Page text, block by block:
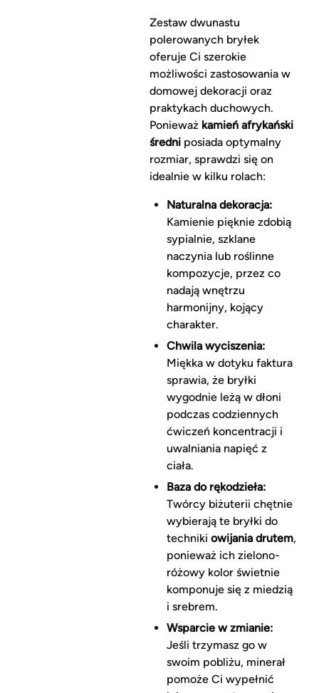
Zestaw dwunastu
polerowanych bryłek
oferuje Ci szerokie
możliwości zastosowania w
domowej dekoracji oraz
praktykach duchowych.
Ponieważ kamień afrykański
średniposiada optymalny
rozmiar, sprawdzi się on
idealnie w kilku rolach:
Naturalna dekoracja:
Kamienie pięknie zdobią
sypialnie, szklane
naczynia lub roślinne
kompozycje, przez co
nadają wnętrzu
harmonijny, kojący
charakter.
Chwila wyciszenia:
Miękka w dotyku faktura
sprawia, że bryłki
wygodnie leżą w dłoni
podczas codziennych
ćwiczeń koncentracji i
uwalniania napięć z
ciała.
Baza do rękodzieła:
Twórcy biżuterii chętnie
wybierają te bryłki do
techniki owijania drutem,
ponieważ ich zielono-
różowy kolor świetnie
komponuje się z miedzią
i srebrem.
Wsparcie w zmianie:
Jeśli trzymasz go w
swoim pobliżu, minerał
pomoże Ci wypełnić